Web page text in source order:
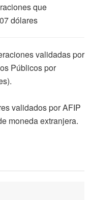
que
dólares
validadas por
Públicos por
validados por AFIP
moneda extranjera.